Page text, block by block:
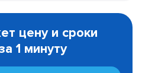
цену и сроки
1 минуту